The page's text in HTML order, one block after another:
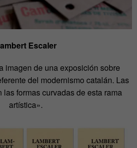
Escaler
imagen de una exposición sobre
del modernismo catalán. Las
las formas curvadas de esta rama
artística».